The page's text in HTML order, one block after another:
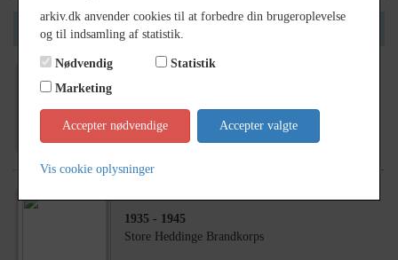
Side 1 af 1
Tømrermester Anton Mogensen
1935 - 1945
Store Heddinge Brandkorps
arkiv.dk anvender cookies til at forbedre din brugeroplevelse
og til indsamling af statistik.
Nødvendig
Statistik
Marketing
Accepter nødvendige Accepter valgte
Vis cookie oplysninger